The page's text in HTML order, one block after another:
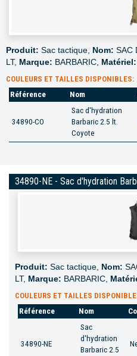
Produit: Sac tactique, Nom: SAC
LT, Marque: BARBARIC, Matériel:
COULEURS ET TAILLES DISPONIBLES:
Référence
Nom
34890-CO
Sac d'hydration
Barbaric 2.5 lt.
Coyote
34890-NE - Sac d'hydration
Produit: Sac tactique, Nom:
LT, Marque: BARBARIC,
COULEURS ET TAILLES
Référence
Nom
34890-NE
Sac
d'hydration
Barbaric 2.5